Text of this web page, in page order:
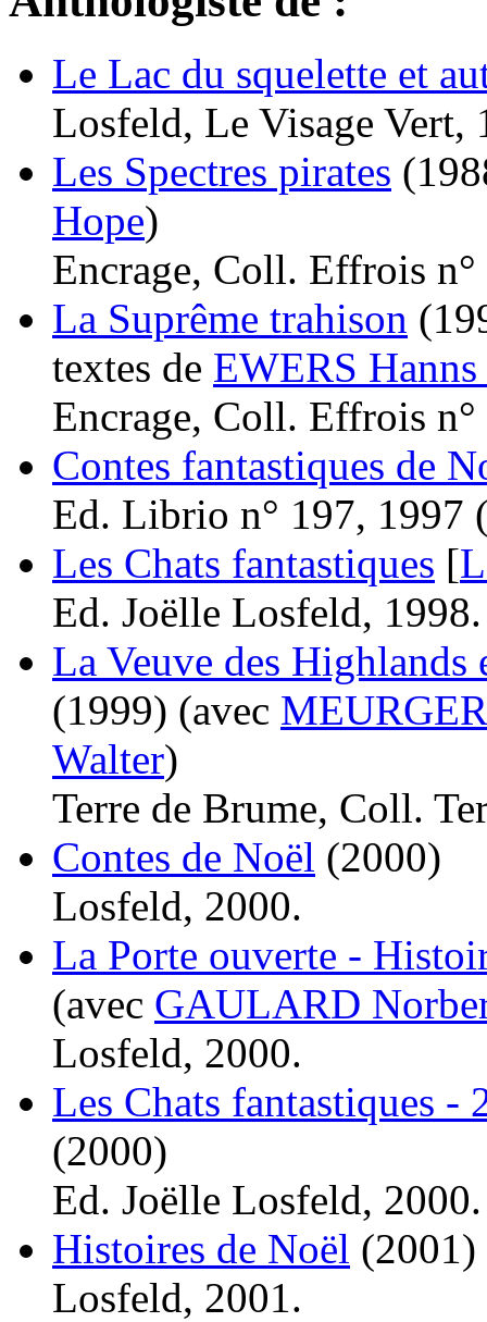
Le Lac du squelette et
Losfeld, Le Visage Vert,
Les Spectres pirates
Hope)
Encrage, Coll. Effrois
La Suprême trahison
textes de EWERS
Encrage, Coll. Effrois
Contes fantastiques de
Ed. Librio n° 197, 1997
Les Chats fantastiques [
Ed. Joëlle Losfeld, 1998.
La Veuve des Highlands
(1999) (avec
Walter)
Terre de Brume, Coll.
Contes de Noël (2000)
Losfeld, 2000.
La Porte ouverte -
(avec GAULARD
Losfeld, 2000.
Les Chats fantastiques -
(2000)
Ed. Joëlle Losfeld, 2000.
Histoires de Noël (2001)
Losfeld, 2001.